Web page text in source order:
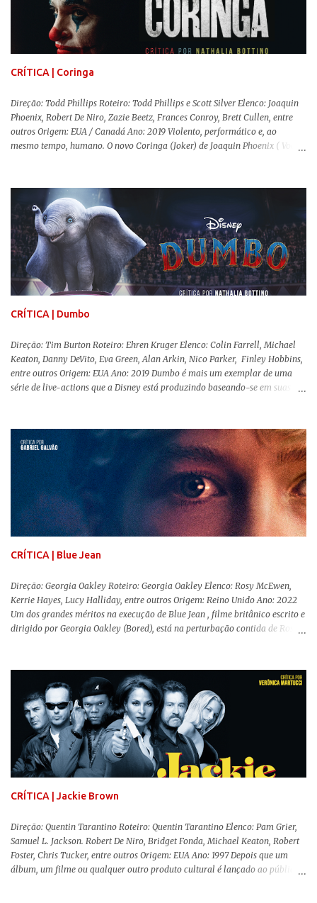
uma pequena vantagem em relação às outras pessoas. Adivinhem? Sabem
viver em silêncio pelo fato da filha mais velha ser surda. Para aqueles que
amam filmes com temática apocalíptica, a produção pode até funcionar
como entretenimento mediano. Todo o cenário de fuga, pânico col...
CRÍTICA | Coringa
Direção: Todd Phillips Roteiro: Todd Phillips e Scott Silver Elenco: Joaquin
Phoenix, Robert De Niro, Zazie Beetz, Frances Conroy, Brett Cullen, entre
outros Origem: EUA / Canadá Ano: 2019 Violento, performático e, ao
mesmo tempo, humano. O novo Coringa (Joker) de Joaquin Phoenix ( Você
Comics . É importante ressaltar que este não é um filme de herói. E muito
menos de vilão. O longa de Todd Phillips (Se Beber, Não Case!) segue uma
trajetória profunda do reflexo da corrupção da sociedade na vida de um ser
humano, capaz de causar perturbação e desconforto do inicio ao fim da
projeção, e por mais um bom tempo após deixar o cinema. Trata-se de
uma obra difícil de ser "digerida", pois lida com temas sensíveis, como
abuso, doença mental, bullying e violência física. Todo esse turbilhão de
informações molda a mente d...
CRÍTICA | Dumbo
Direção: Tim Burton Roteiro: Ehren Kruger Elenco: Colin Farrell, Michael
Keaton, Danny DeVito, Eva Green, Alan Arkin, Nico Parker, Finley Hobbins,
entre outros Origem: EUA Ano: 2019 Dumbo é mais um exemplar de uma
série de live-actions que a Disney está produzindo baseando-se em suas
remake , já que a história do elefantinho voador foi reinventada de forma
mais realista, se adequando perfeitamente a proposta. Não há animais
falantes, por exemplo, mas nem por isso o tom lúdico e infantil é deixado
de lado. Apesar da relevância histórica, o filme supera a animação original
em termos visuais e narrativos, , superando a animação original em termos
visuais e narrativos. A história começa quando o pai das crianças, Holt
Ferrier (Colin Farrell), uma ex-estrela de circo, volta da guerra e se depara
com os filhos de...
CRÍTICA | Blue Jean
Direção: Georgia Oakley Roteiro: Georgia Oakley Elenco: Rosy McEwen,
Kerrie Hayes, Lucy Halliday, entre outros Origem: Reino Unido Ano: 2022
Um dos grandes méritos na execução de Blue Jean , filme britânico escrito e
dirigido por Georgia Oakley (Bored), está na perturbação contida de Rosy
movimentos e falas, equilibrada numa frágil neutralidade entre seu
trabalho e seus afetos, passando noites bebendo e jogando sinuca com seu
grupo de amigas lésbicas e sua amante. É imperativo para ela que ambos
os mundos não se cruzem de modo algum, pois o período histórico no qual
a história se passa - 1988 na Inglaterra - é de um contexto profundamente
conservador e hostil a pessoas queer. Com o governo liderado pela então
primeira-ministra Margaret Tatcher usando recursos supostamente
constitucionais para mobilizar campanhas agressivas ao modo de vida
CRÍTICA | Jackie Brown
Direção: Quentin Tarantino Roteiro: Quentin Tarantino Elenco: Pam Grier,
Samuel L. Jackson. Robert De Niro, Bridget Fonda, Michael Keaton, Robert
Foster, Chris Tucker, entre outros Origem: EUA Ano: 1997 Depois que um
álbum, um filme ou qualquer outro produto cultural é lançado ao público